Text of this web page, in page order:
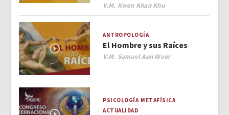
Author
V.M. Kwen Khan Khu
ANTROPOLOGÍA
El Hombre y sus Raíces
Author
V.M. Samael Aun Weor
PSICOLOGÍA METAFÍSICA
ACTUALIDAD